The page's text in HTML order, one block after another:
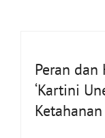
Peran dan
‘Kartini